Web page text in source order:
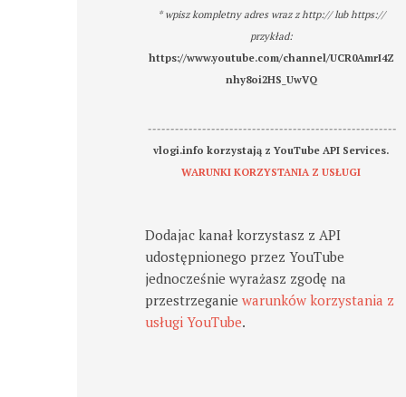
* wpisz kompletny adres wraz z http:// lub https://
przykład:
https://www.youtube.com/channel/UCR0AmrI4Z
nhy8oi2HS_UwVQ
-------------------------------------------------------
vlogi.info korzystają z YouTube API Services.
WARUNKI KORZYSTANIA Z USŁUGI
Dodajac kanał korzystasz z API
udostępnionego przez YouTube
jednocześnie wyrażasz zgodę na
przestrzeganiewarunków korzystania z
usługi YouTube.